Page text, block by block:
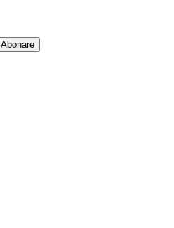
Abonare